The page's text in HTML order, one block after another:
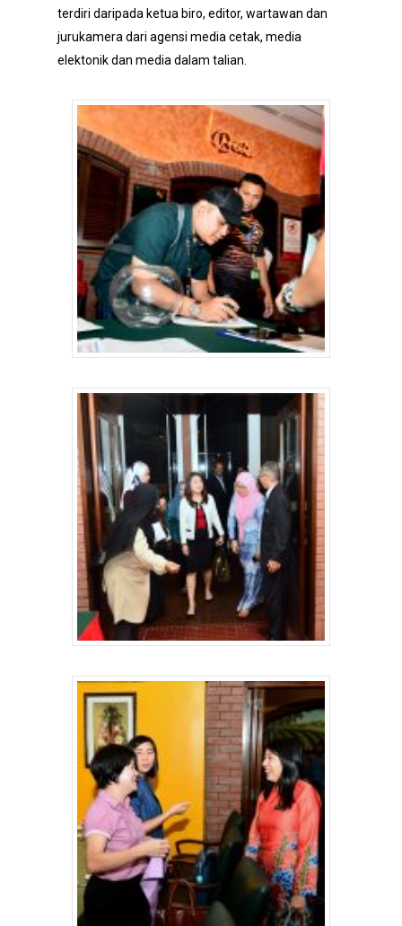
terdiri daripada ketua biro, editor, wartawan dan
jurukamera dari agensi media cetak, media
elektonik dan media dalam talian.